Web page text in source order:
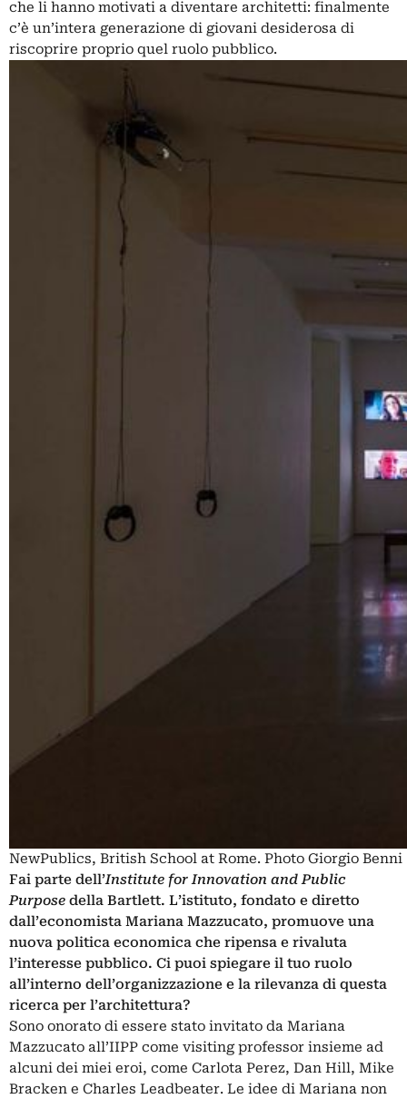
che li hanno motivati ​​a diventare architetti: finalmente
c’è un’intera generazione di giovani desiderosa di
riscoprire proprio quel ruolo pubblico.
NewPublics, British School at Rome. Photo Giorgio Benni
Fai parte dell’Institute for Innovation and Public
Purpose della Bartlett. L’istituto, fondato e diretto
dall’economista Mariana Mazzucato, promuove una
nuova politica economica che ripensa e rivaluta
l’interesse pubblico. Ci puoi spiegare il tuo ruolo
all’interno dell’organizzazione e la rilevanza di questa
ricerca per l’architettura?
Sono onorato di essere stato invitato da Mariana
Mazzucato all’IIPP come visiting professor insieme ad
alcuni dei miei eroi, come Carlota Perez, Dan Hill, Mike
Bracken e Charles Leadbeater. Le idee di Mariana non